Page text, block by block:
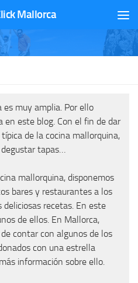
Mallorca
muy amplia. Por ello
en este blog. Con el fin de dar
de la cocina mallorquina,
tapas…
mallorquina, disponemos
bares y restaurantes a los
deliciosas recetas. En este
de ellos. En Mallorca,
contar con algunos de los
con una estrella
información sobre ello.